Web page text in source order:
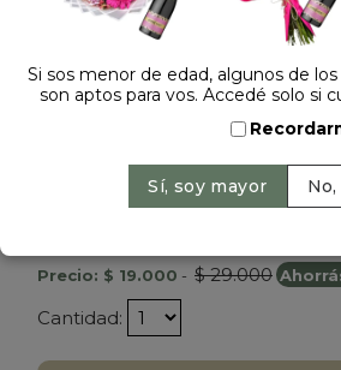
CUADRO FIGURITA MUNDIAL
Precio: $ 19.000 - $ 29.000
Cantidad:
Si sos menor de edad, algunos de
son aptos para vos. Accedé solo si